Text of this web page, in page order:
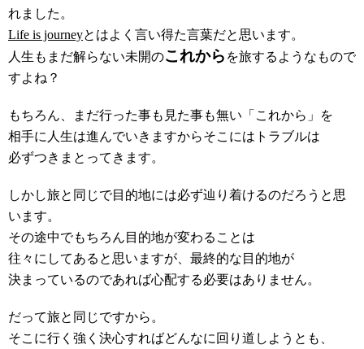
れました。
Life is journeyとはよく言い得た言葉だと思います。
人生もまだ解らない未開のこれから を旅するようなもので
すよね？
もちろん、まだ行った事も見た事も無い「これから」を
相手に人生は進んでいきますからそこにはトラブルは
必ずつきまとってきます。
しかし旅と同じで目的地には必ず辿り着けるのだろうと思
います。
その途中でもちろん目的地が変わることは
往々にしてあると思いますが、最終的な目的地が
決まっているのであれば心配する必要はありません。
だって旅と同じですから。
そこに行く強く決心すればどんなに回り道しようとも、